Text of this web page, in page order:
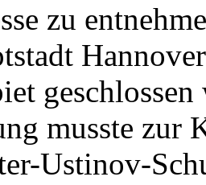
zu
musste zur
Ustinov-